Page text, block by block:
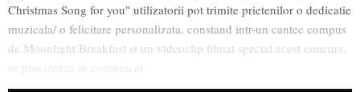
Christmas Song for you" utilizatorii pot trimite prietenilor o dedicatie
muzicala/ o felicitare personalizata, constand intr-un cantec compus
de Moonlight Breakfast si un videoclip filmat special acest concurs,
se precizeaza in comunicat.